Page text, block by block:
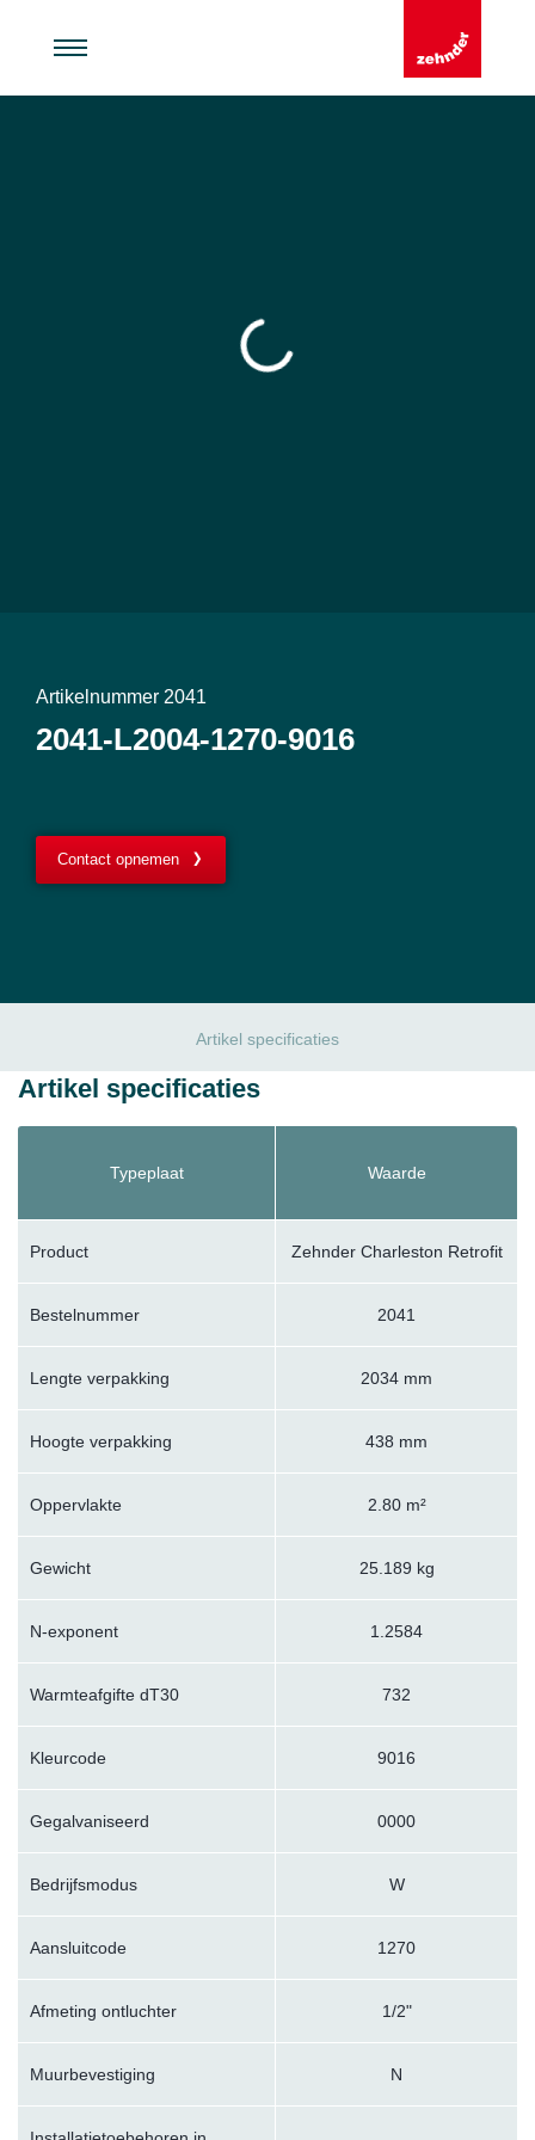
Artikelnummer 2041
2041-L2004-1270-9016
Contact opnemen
Artikel specificaties
Artikel specificaties
Typeplaat Waarde
Product Zehnder Charleston Retrofit
Bestelnummer 2041
Lengte verpakking 2034 mm
Hoogte verpakking 438 mm
Oppervlakte 2.80 m²
Gewicht 25.189 kg
N-exponent 1.2584
Warmteafgifte dT30 732
Kleurcode 9016
Gegalvaniseerd 0000
Bedrijfsmodus W
Aansluitcode 1270
Afmeting ontluchter 1/2"
Muurbevestiging N